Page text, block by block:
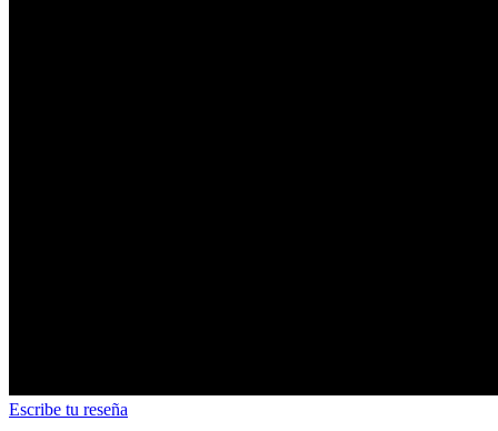
Escribe tu reseña